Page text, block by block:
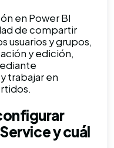
en Power BI
de compartir
usuarios y grupos,
y edición,
trabajar en
y cuál